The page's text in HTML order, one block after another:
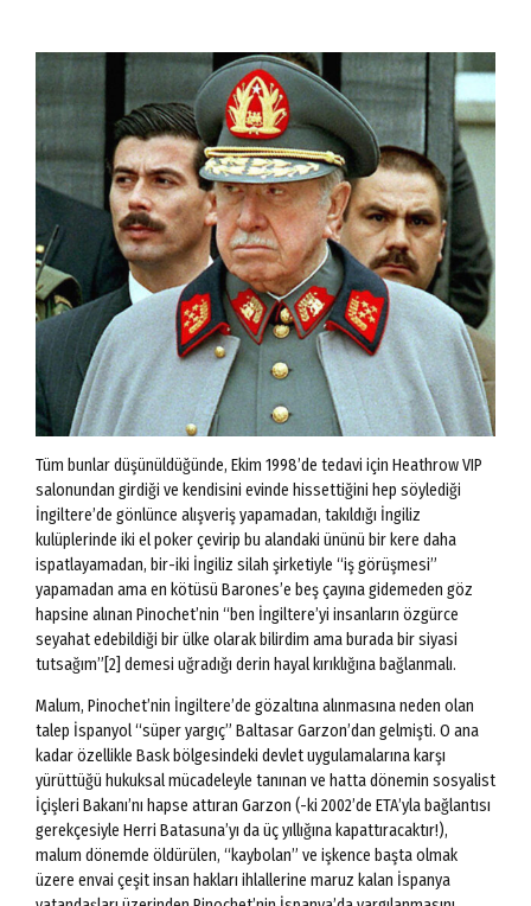
Tüm bunlar düşünüldüğünde, Ekim 1998’de tedavi için Heathrow VIP
salonundan girdiği ve kendisini evinde hissettiğini hep söylediği
İngiltere’de gönlünce alışveriş yapamadan, takıldığı İngiliz
kulüplerinde iki el poker çevirip bu alandaki ününü bir kere daha
ispatlayamadan, bir-iki İngiliz silah şirketiyle “iş görüşmesi”
yapamadan ama en kötüsü Barones’e beş çayına gidemeden göz
hapsine alınan Pinochet’nin “ben İngiltere’yi insanların özgürce
seyahat edebildiği bir ülke olarak bilirdim ama burada bir siyasi
tutsağım”[2] demesi uğradığı derin hayal kırıklığına bağlanmalı.
Malum, Pinochet’nin İngiltere’de gözaltına alınmasına neden olan
talep İspanyol “süper yargıç” Baltasar Garzon’dan gelmişti. O ana
kadar özellikle Bask bölgesindeki devlet uygulamalarına karşı
yürüttüğü hukuksal mücadeleyle tanınan ve hatta dönemin sosyalist
İçişleri Bakanı’nı hapse attıran Garzon (-ki 2002’de ETA’yla bağlantısı
gerekçesiyle Herri Batasuna’yı da üç yıllığına kapattıracaktır!),
malum dönemde öldürülen, “kaybolan” ve işkence başta olmak
üzere envai çeşit insan hakları ihlallerine maruz kalan İspanya